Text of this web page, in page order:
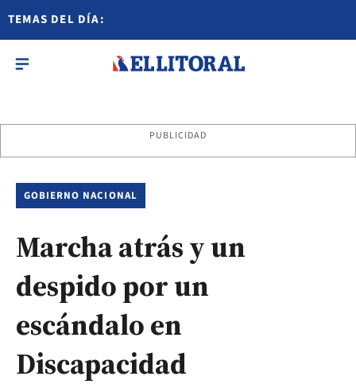
TEMAS DEL DÍA:
PUBLICIDAD
GOBIERNO NACIONAL
Marcha atrás y un
despido por un
escándalo en
Discapacidad